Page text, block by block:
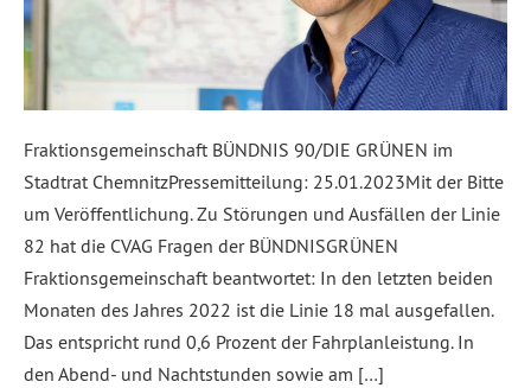
Fraktionsgemeinschaft BÜNDNIS 90/DIE GRÜNEN im
Stadtrat ChemnitzPressemitteilung: 25.01.2023Mit der Bitte
um Veröffentlichung. Zu Störungen und Ausfällen der Linie
82 hat die CVAG Fragen der BÜNDNISGRÜNEN
Fraktionsgemeinschaft beantwortet: In den letzten beiden
Monaten des Jahres 2022 ist die Linie 18 mal ausgefallen.
Das entspricht rund 0,6 Prozent der Fahrplanleistung. In
den Abend- und Nachtstunden sowie am […]